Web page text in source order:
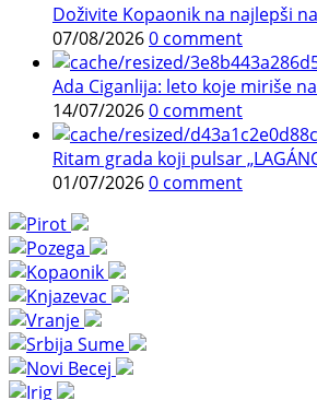
Doživite Kopaonik na najlepši
07/08/20260 comment
Ada Ciganlija: leto koje miriše
14/07/20260 comment
Ritam grada koji pulsar
01/07/20260 comment